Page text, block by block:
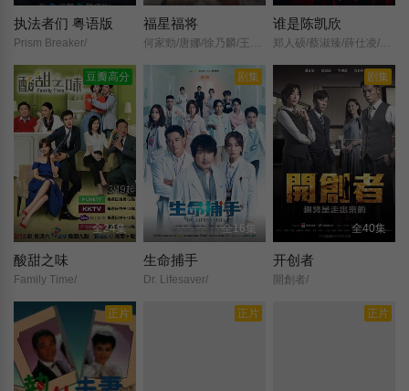
执法者们 粤语版
Prism Breaker/
福星福将 谁是陈凯欣
郑人硕/蔡淑臻/薛仕凌/尹昭德/赵逸岚/余晋/阮柏皓/蔡承邑/徐丽云/
豆瓣高分
全24集
酸甜之味
Family Time/
剧集
全16集
生命捕手
Dr. Lifesaver/
剧集
全40集
开创者
開創者/
正片 正片 正片